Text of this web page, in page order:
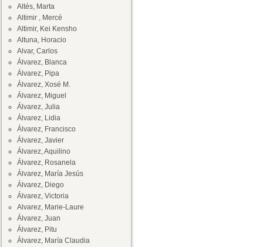
Altés, Marta
Altimir , Mercé
Altimir, Kei Kensho
Altuna, Horacio
Alvar, Carlos
Álvarez, Blanca
Álvarez, Pipa
Álvarez, Xosé M.
Álvarez, Miguel
Álvarez, Julia
Álvarez, Lidia
Álvarez, Francisco
Álvarez, Javier
Álvarez, Aquilino
Álvarez, Rosanela
Álvarez, María Jesús
Álvarez, Diego
Álvarez, Victoria
Alvarez, Marie-Laure
Álvarez, Juan
Álvarez, Pitu
Álvarez, María Claudia